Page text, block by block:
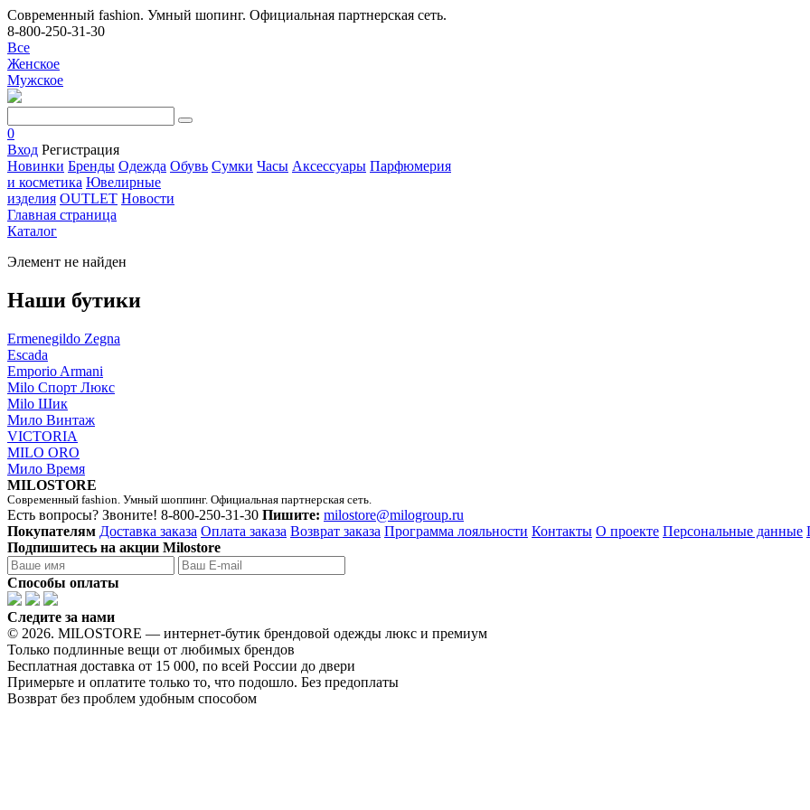
Современный fashion. Умный шопинг. Официальная партнерская сеть.
8-800-250-31-30
Все
Женское
Мужское
0
Вход Регистрация
Новинки Бренды Одежда Обувь Сумки Часы Аксессуары Парфюмерия
и косметика Ювелирные
изделия OUTLET Новости
Главная страница
Каталог
Элемент не найден
Наши бутики
Ermenegildo Zegna
Escada
Emporio Armani
Milo Спорт Люкс
Milo Шик
Мило Винтаж
VICTORIA
MILO ORO
Мило Время
MILOSTORE
Современный fashion. Умный шоппинг. Официальная партнерская сеть.
Есть вопросы? Звоните! 8-800-250-31-30 Пишите: milostore@milogroup.ru
Покупателям Доставка заказа Оплата заказа Возврат заказа Программа лояльности Контакты О проекте Персональные данные
Подпишитесь на акции Milostore
Способы оплаты
Следите за нами
© 2026. MILOSTORE — интернет-бутик брендовой одежды люкс и премиум
Только подлинные вещи от любимых брендов
Бесплатная доставка от 15 000, по всей России до двери
Примерьте и оплатите только то, что подошло. Без предоплаты
Возврат без проблем удобным способом